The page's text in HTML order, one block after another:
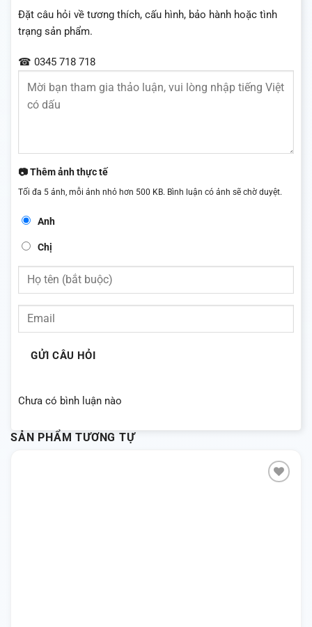
Đặt câu hỏi về tương thích, cấu hình, bảo hành hoặc tình
trạng sản phẩm.
☎ 0345 718 718
📷 Thêm ảnh thực tế
Tối đa 5 ảnh, mỗi ảnh nhỏ hơn 500 KB. Bình luận có ảnh sẽ chờ duyệt.
Anh
Chị
GỬI CÂU HỎI
Chưa có bình luận nào
SẢN PHẨM TƯƠNG TỰ